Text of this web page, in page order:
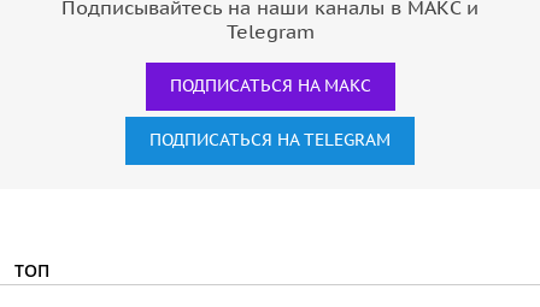
Подписывайтесь на наши каналы в МАКС и
Telegram
ПОДПИСАТЬСЯ НА МАКС
ПОДПИСАТЬСЯ НА TELEGRAM
ТОП